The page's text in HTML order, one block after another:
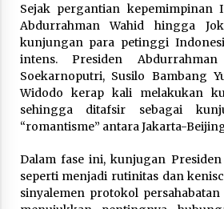
Sejak pergantian kepemimpinan
Abdurrahman Wahid hingga
kunjungan para petinggi
intens. Presiden
Soekarnoputri, Susilo Bambang
Widodo kerap kali melakukan
sehingga ditafsir sebagai
“romantisme” antara Jakarta-
Dalam fase ini, kunjugan
seperti menjadi rutinitas dan
sinyalemen protokol